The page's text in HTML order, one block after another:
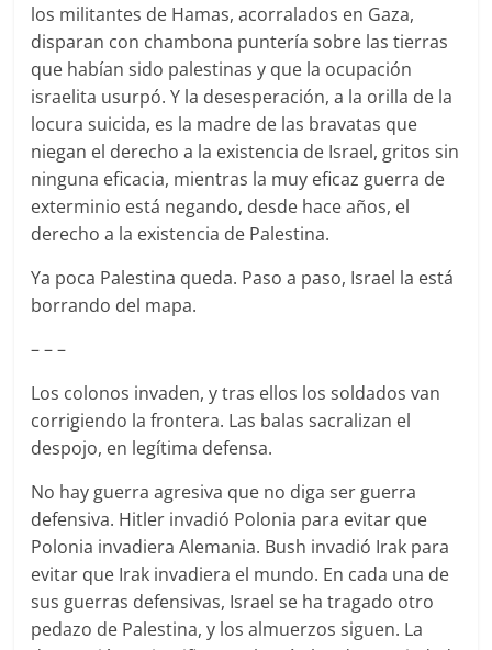
los militantes de Hamas, acorralados en Gaza,
disparan con chambona puntería sobre las tierras
que habían sido palestinas y que la ocupación
israelita usurpó. Y la desesperación, a la orilla de la
locura suicida, es la madre de las bravatas que
niegan el derecho a la existencia de Israel, gritos sin
ninguna eficacia, mientras la muy eficaz guerra de
exterminio está negando, desde hace años, el
derecho a la existencia de Palestina.
Ya poca Palestina queda. Paso a paso, Israel la está
borrando del mapa.
– – –
Los colonos invaden, y tras ellos los soldados van
corrigiendo la frontera. Las balas sacralizan el
despojo, en legítima defensa.
No hay guerra agresiva que no diga ser guerra
defensiva. Hitler invadió Polonia para evitar que
Polonia invadiera Alemania. Bush invadió Irak para
evitar que Irak invadiera el mundo. En cada una de
sus guerras defensivas, Israel se ha tragado otro
pedazo de Palestina, y los almuerzos siguen. La